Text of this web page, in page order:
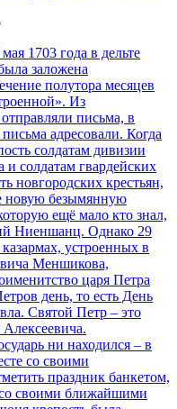
1703 года в дельте
заложена
полутора месяцев
Из
письма, в
адресовали. Когда
солдатам дивизии
солдатам гвардейских
новгородских крестьян,
новую безымянную
ещё мало кто знал,
Ниеншанц. Однако 29
устроенных в
Меншикова,
царя Петра
день, то есть День
Святой Петр – это
ни находился – в
со своими
праздник банкетом,
со своими ближайшими